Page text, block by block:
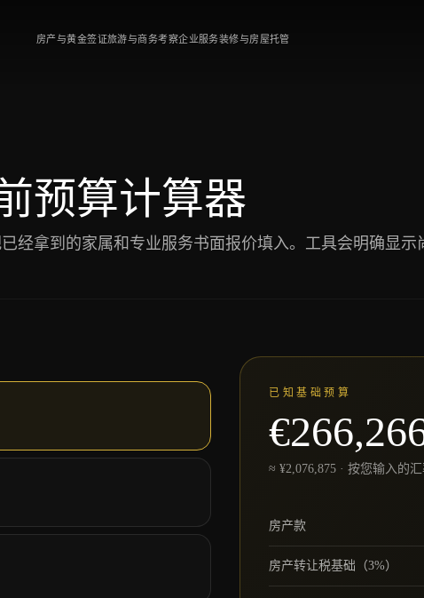
房产与黄金签证旅游与商务考察企业服务装修与房屋托管
预算计算器
经拿到的家属和专业服务书面报价填入。工具会明确显
已知基础预算
€
≈ ¥2,076,875 · 按您输入的
房产款
房产转让税基础（3%）